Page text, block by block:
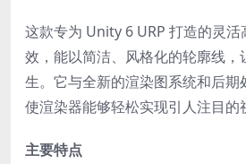
这款专为 Unity 6 URP 打造的灵
效，能以简洁、风格化的轮廓线，
生。它与全新的渲染图系统和后期
使渲染器能够轻松实现引人注目的
主要特点